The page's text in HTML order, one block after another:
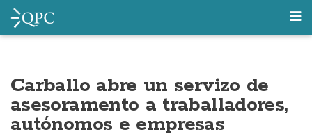
Carballo abre un servizo de
asesoramento a traballadores,
autónomos e empresas